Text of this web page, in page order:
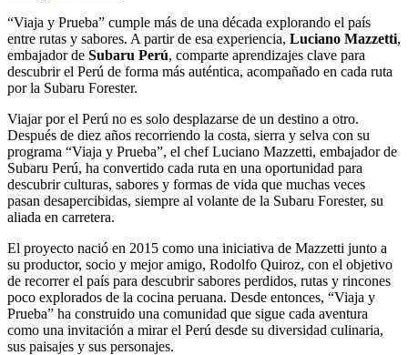
“Viaja y Prueba” cumple más de una década explorando el país
entre rutas y sabores. A partir de esa experiencia, Luciano Mazzetti,
embajador de Subaru Perú, comparte aprendizajes clave para
descubrir el Perú de forma más auténtica, acompañado en cada ruta
por la Subaru Forester.
Viajar por el Perú no es solo desplazarse de un destino a otro.
Después de diez años recorriendo la costa, sierra y selva con su
programa “Viaja y Prueba”, el chef Luciano Mazzetti, embajador de
Subaru Perú, ha convertido cada ruta en una oportunidad para
descubrir culturas, sabores y formas de vida que muchas veces
pasan desapercibidas, siempre al volante de la Subaru Forester, su
aliada en carretera.
El proyecto nació en 2015 como una iniciativa de Mazzetti junto a
su productor, socio y mejor amigo, Rodolfo Quiroz, con el objetivo
de recorrer el país para descubrir sabores perdidos, rutas y rincones
poco explorados de la cocina peruana. Desde entonces, “Viaja y
Prueba” ha construido una comunidad que sigue cada aventura
como una invitación a mirar el Perú desde su diversidad culinaria,
sus paisajes y sus personajes.